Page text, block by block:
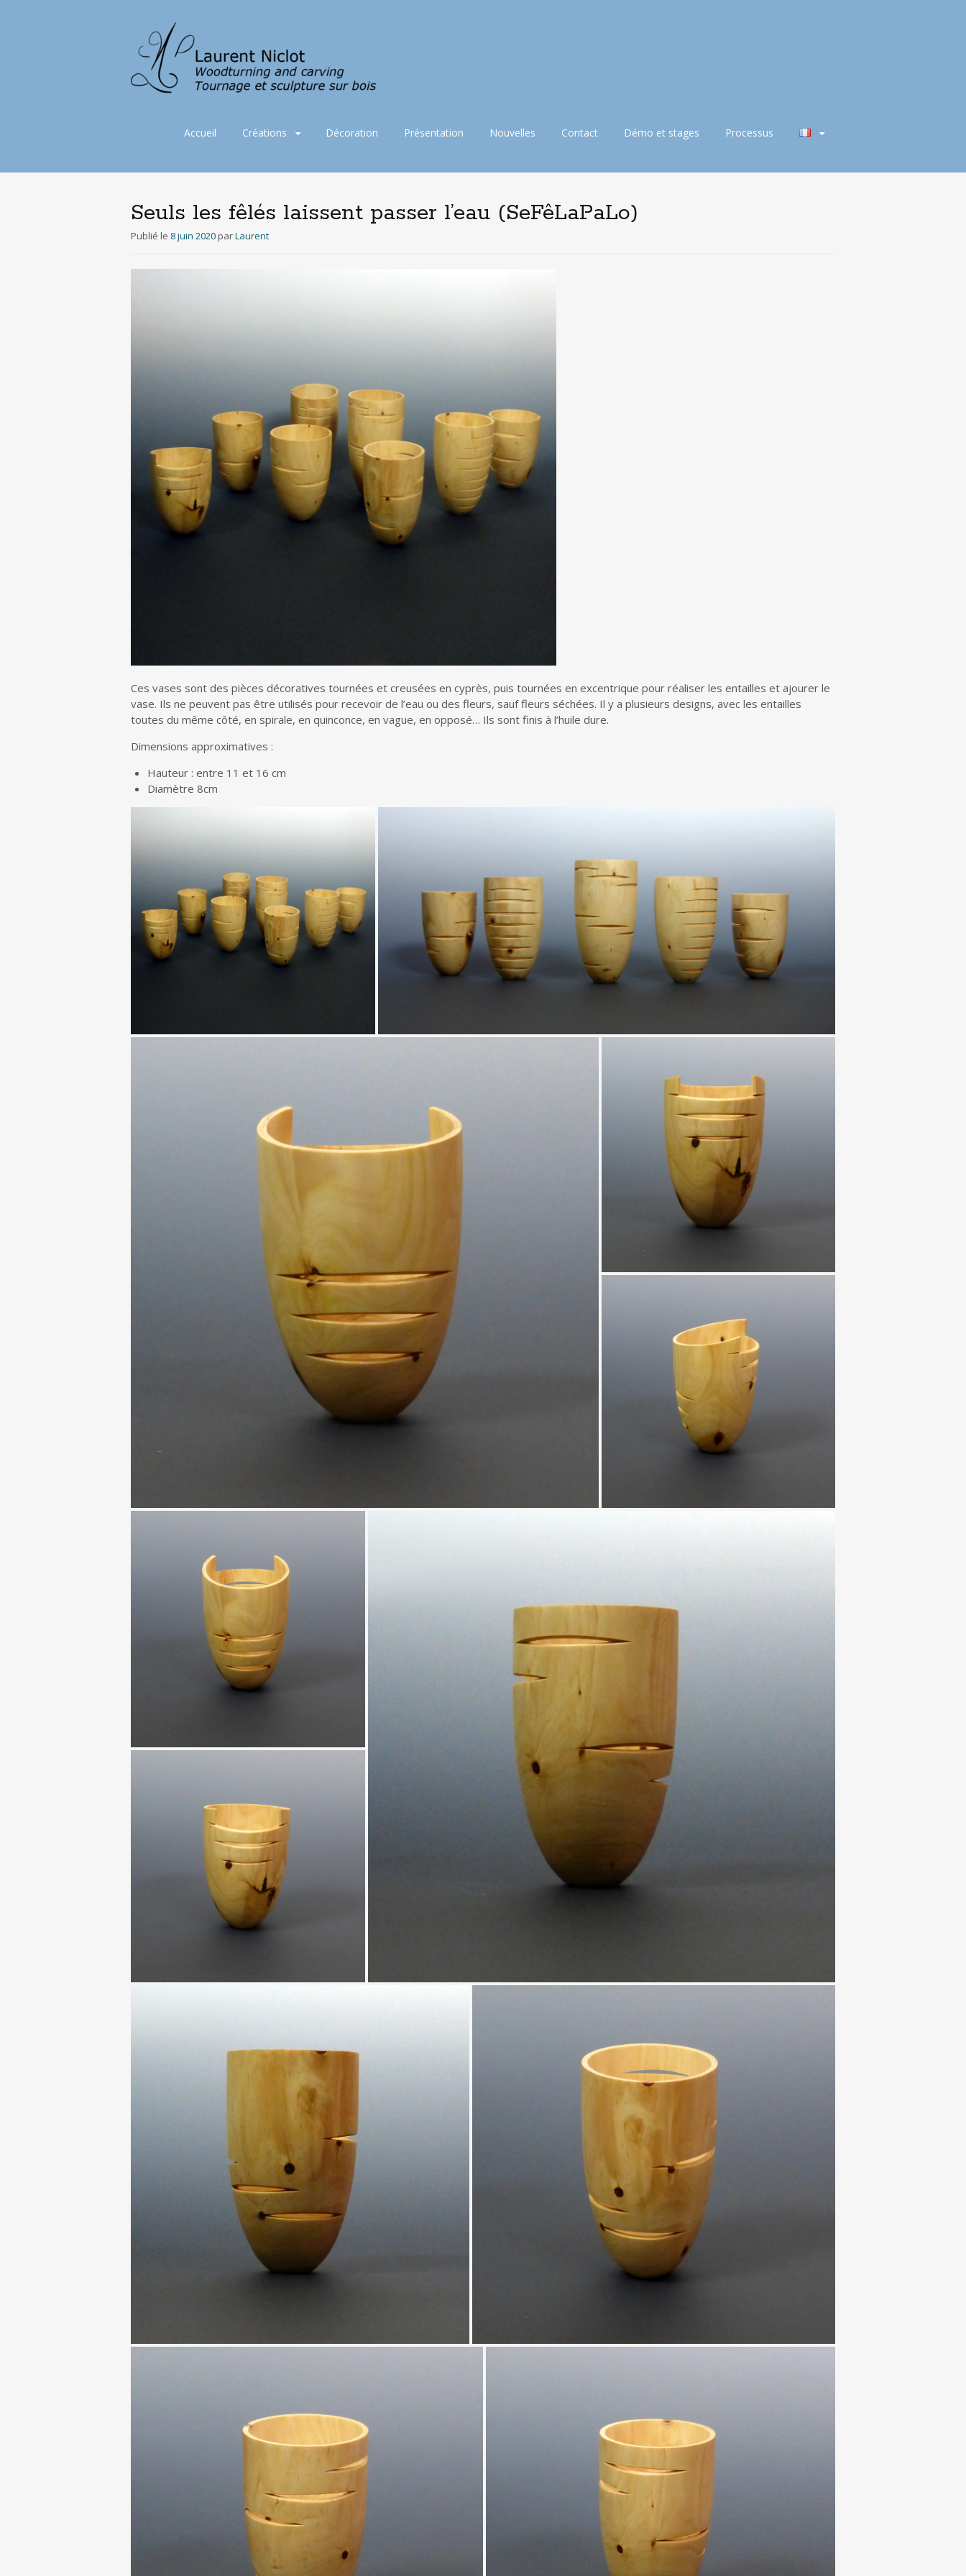
Aller
Accueil Créations Décoration Présentation Nouvelles Contact Démo et stages Processus
Seuls les fêlés laissent passer l’eau (SeFêLaPaLo)
Publié le 8 juin 2020 parLaurent
Ces vases sont des pièces décoratives tournées et creusées en cyprès, puis tournées en excentrique pour réaliser les entailles et ajourer le
vase. Ils ne peuvent pas être utilisés pour recevoir de l’eau ou des fleurs, sauf fleurs séchées. Il y a plusieurs designs, avec les entailles
toutes du même côté, en spirale, en quinconce, en vague, en opposé… Ils sont finis à l’huile dure.
Dimensions approximatives :
Hauteur : entre 11 et 16 cm
Diamètre 8cm